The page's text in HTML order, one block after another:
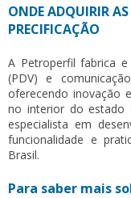
ONDE ADQUIRIR
PRECIFICAÇÃO
A Petroperfil fabrica
(PDV) e
oferecendo inovação
no interior do estado
especialista em
funcionalidade e
Brasil.
Para saber mais